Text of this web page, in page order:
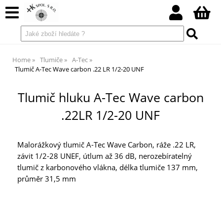
Home Tlumiče
A-Tec
Tlumič A-Tec Wave carbon .22 LR 1/2-20 UNF
Tlumič hluku A-Tec Wave carbon
.22LR 1/2-20 UNF
Malorážkový tlumič A-Tec Wave Carbon, ráže .22 LR,
závit 1/2-28 UNEF, útlum až 36 dB, nerozebíratelný
tlumič z karbonového vlákna, délka tlumiče 137 mm,
průměr 31,5 mm